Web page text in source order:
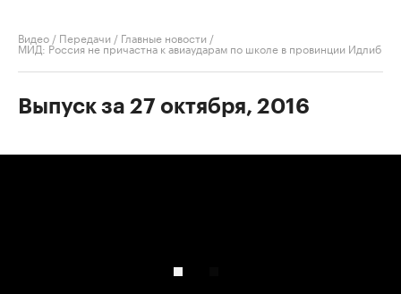
Видео / Передачи / Главные новости /
МИД: Россия не причастна к авиаударам по школе в провинции Идлиб
Выпуск за 27 октября, 2016